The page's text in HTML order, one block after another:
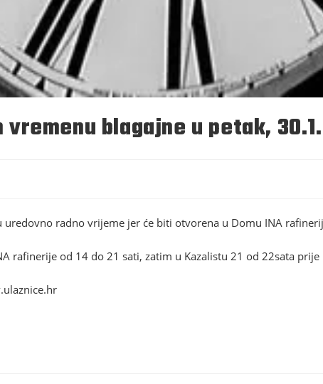
blagajne u petak,
radno vrijeme jer će biti otvorena u Domu INA
rafinerije od 14 do 21 sati, zatim u Kazalistu 21 od 22sata prije